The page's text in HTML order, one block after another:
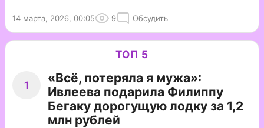
14 марта, 2026, 00:05 9 Обсудить
ТОП 5
1
«Всё, потеряла я мужа»:
Ивлеева подарила Филиппу
Бегаку дорогущую лодку за 1,2
млн рублей